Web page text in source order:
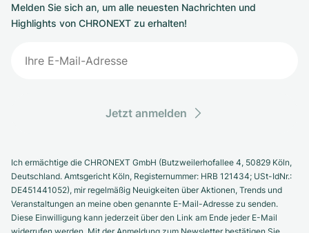
Melden Sie sich an, um alle neuesten Nachrichten und
Highlights von CHRONEXT zu erhalten!
Jetzt anmelden
Ich ermächtige die CHRONEXT GmbH (Butzweilerhofallee 4, 50829 Köln,
Deutschland. Amtsgericht Köln, Registernummer: HRB 121434; USt-IdNr.:
DE451441052), mir regelmäßig Neuigkeiten über Aktionen, Trends und
Veranstaltungen an meine oben genannte E-Mail-Adresse zu senden.
Diese Einwilligung kann jederzeit über den Link am Ende jeder E-Mail